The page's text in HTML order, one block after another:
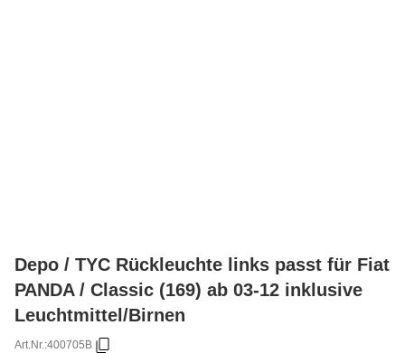
Depo / TYC Rückleuchte links passt für Fiat
PANDA / Classic (169) ab 03-12 inklusive
Leuchtmittel/Birnen
Art.Nr.:400705B